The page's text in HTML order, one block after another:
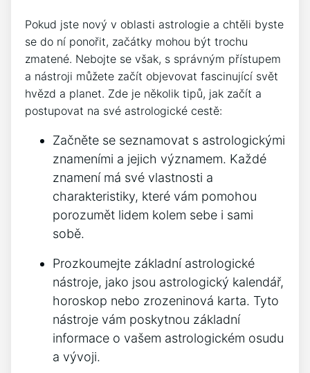
Pokud jste nový v oblasti astrologie a chtěli byste
se do ní ponořit, začátky mohou být trochu
zmatené. Nebojte se však, s správným přístupem
a nástroji můžete začít objevovat fascinující svět
hvězd a planet. Zde je několik tipů, jak začít a
postupovat na své astrologické cestě:
Začněte se seznamovat s astrologickými
znameními a jejich významem. Každé
znamení má své vlastnosti a
charakteristiky, které vám pomohou
porozumět lidem kolem sebe i sami
sobě.
Prozkoumejte základní astrologické
nástroje, jako jsou astrologický kalendář,
horoskop nebo zrozeninová karta. Tyto
nástroje vám poskytnou základní
informace o vašem astrologickém osudu
a vývoji.